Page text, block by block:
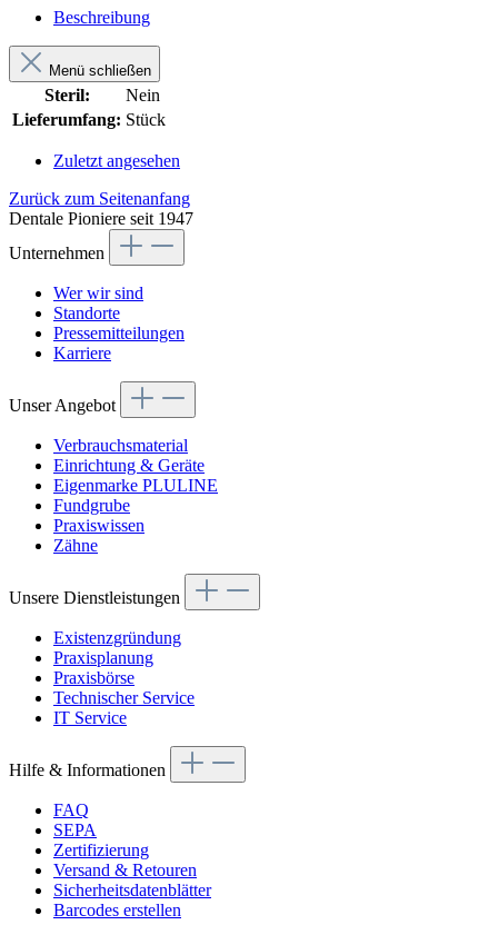
Beschreibung
Menü schließen
Steril:
Nein
Lieferumfang: Stück
Zuletzt angesehen
Zurück zum Seitenanfang
Dentale Pioniere seit 1947
Unternehmen
Wer wir sind
Standorte
Pressemitteilungen
Karriere
Unser Angebot
Verbrauchsmaterial
Einrichtung & Geräte
Eigenmarke PLULINE
Fundgrube
Praxiswissen
Zähne
Unsere Dienstleistungen
Existenzgründung
Praxisplanung
Praxisbörse
Technischer Service
IT Service
Hilfe & Informationen
FAQ
SEPA
Zertifizierung
Versand & Retouren
Sicherheitsdatenblätter
Barcodes erstellen